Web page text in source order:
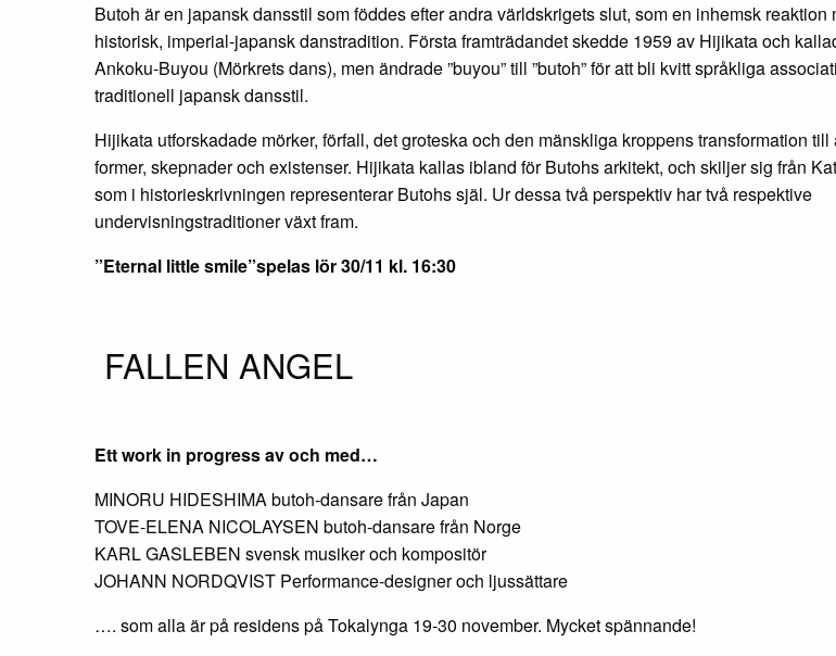
Butoh är en japansk dansstil som föddes efter andra världskrigets slut, som en inhemsk reaktion
historisk, imperial-japansk danstradition. Första framträdandet skedde 1959 av Hijikata och
Ankoku-Buyou (Mörkrets dans), men ändrade ”buyou” till ”butoh” för att bli kvitt språkliga
traditionell japansk dansstil.
Hijikata utforskadade mörker, förfall, det groteska och den mänskliga kroppens transformation till
former, skepnader och existenser. Hijikata kallas ibland för Butohs arkitekt, och skiljer sig från
som i historieskrivningen representerar Butohs själ. Ur dessa två perspektiv har två respektive
undervisningstraditioner växt fram.
”Eternal little smile”spelas lör 30/11 kl. 16:30
FALLEN ANGEL
Ett work in progress av och med…
MINORU HIDESHIMA butoh-dansare från Japan
TOVE-ELENA NICOLAYSEN butoh-dansare från Norge
KARL GASLEBEN svensk musiker och kompositör
JOHANN NORDQVIST Performance-designer och ljussättare
…. som alla är på residens på Tokalynga 19-30 november. Mycket spännande!